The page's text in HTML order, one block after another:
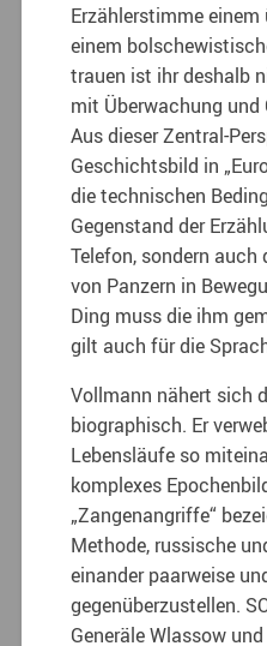
Erzählerstimme
einem
trauen ist ihr deshalb
mit Überwachung
Aus dieser Zentral-
Geschichtsbild in
die technischen
Gegenstand der
Telefon, sondern auch
von Panzern in
Ding muss die ihm
gilt auch für die
Vollmann nähert sich
biographisch. Er
Lebensläufe so
komplexes
„Zangenangriffe“
Methode, russische
einander paarweise
gegenüberzustellen.
Generäle Wlassow